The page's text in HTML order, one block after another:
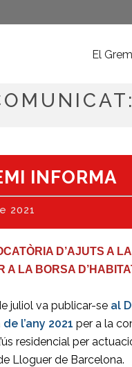
El
INFORMA
2021
D’AJUTS A
A LA BORSA
juliol va publicar-se al
l’any 2021 per a la
residencial per
Lloguer de Barcelona.